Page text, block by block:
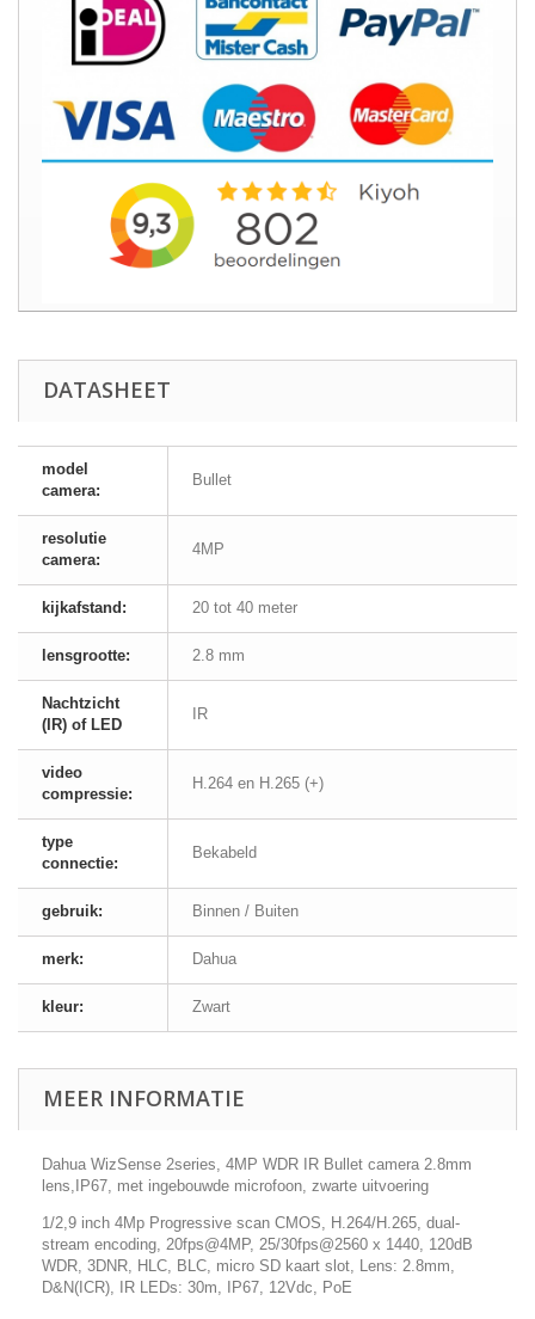
DATASHEET
model
camera:
Bullet
resolutie
camera:
4MP
kijkafstand: 20 tot 40 meter
lensgrootte: 2.8 mm
Nachtzicht
(IR) of LED
IR
video
compressie:
H.264 en H.265 (+)
type
connectie:
Bekabeld
gebruik: Binnen / Buiten
merk: Dahua
kleur: Zwart
MEER INFORMATIE
Dahua WizSense 2series, 4MP WDR IR Bullet camera 2.8mm
lens,IP67, met ingebouwde microfoon, zwarte uitvoering
1/2,9 inch 4Mp Progressive scan CMOS, H.264/H.265, dual-
stream encoding, 20fps@4MP, 25/30fps@2560 x 1440, 120dB
WDR, 3DNR, HLC, BLC, micro SD kaart slot, Lens: 2.8mm,
D&N(ICR), IR LEDs: 30m, IP67, 12Vdc, PoE